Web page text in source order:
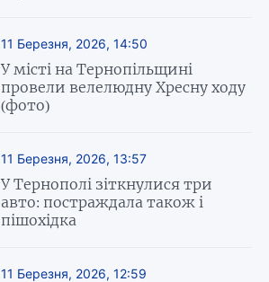
11 Березня, 2026, 14:50
У місті на Тернопільщині
провели велелюдну Хресну ходу
(фото)
11 Березня, 2026, 13:57
У Тернополі зіткнулися три
авто: постраждала також і
пішохідка
11 Березня, 2026, 12:59